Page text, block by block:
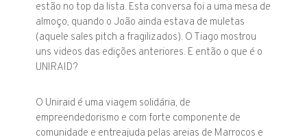
estão no top da lista. Esta conversa foi a uma mesa de
almoço, quando o João ainda estava de muletas
(aquele sales pitch a fragilizados). O Tiago mostrou
uns videos das edições anteriores. E então o que é o
UNIRAID?
O Uniraid é uma viagem solidária, de
empreendedorismo e com forte componente de
comunidade e entreajuda pelas areias de Marrocos e